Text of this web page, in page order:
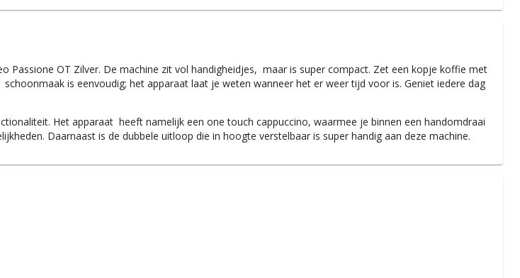
OT Zilver. De machine zit vol handigheidjes, maar is super compact. Zet een kopje koffie met
is eenvoudig; het apparaat laat je weten wanneer het er weer tijd voor is. Geniet iedere dag
Het apparaat heeft namelijk een one touch cappuccino, waarmee je binnen een handomdraai
Daarnaast is de dubbele uitloop die in hoogte verstelbaar is super handig aan deze machine.